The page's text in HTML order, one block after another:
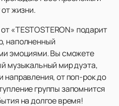
жизни.
«TESTOSTERON» подарит
наполненный
эмоциями. Вы сможете
музыкальный мир дуэта,
направления, от поп-рок до
группы запомнится
на долгое время!